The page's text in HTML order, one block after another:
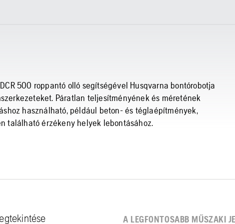
500 roppantó olló segítségével Husqvarna bontórobotja
Páratlan teljesítményének és méretének
használható, például beton- és téglaépítmények,
található érzékeny helyek lebontásához.
A LEGFONTOSABB MŰSZAKI